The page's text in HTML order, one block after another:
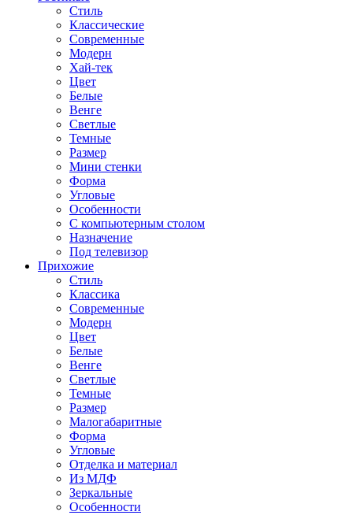
Стиль
Классические
Современные
Модерн
Хай-тек
Цвет
Белые
Венге
Светлые
Темные
Размер
Мини стенки
Форма
Угловые
Особенности
С компьютерным столом
Назначение
Под телевизор
Прихожие
Стиль
Классика
Современные
Модерн
Цвет
Белые
Венге
Светлые
Темные
Размер
Малогабаритные
Форма
Угловые
Отделка и материал
Из МДФ
Зеркальные
Особенности